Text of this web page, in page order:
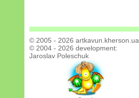
© 2005 - 2026 artkavun.kherson.ua
© 2004 - 2026 development:
Jaroslav Poleschuk